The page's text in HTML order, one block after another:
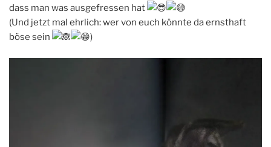
dass man was ausgefressen hat
(Und jetzt mal ehrlich: wer von euch könnte da ernsthaft
böse sein
)